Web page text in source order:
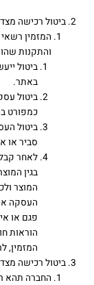
ביטול רכישה
המזמין
והתקנות
ביטול
באתר.
ביטול
כמפורט בסעיף קטן
ביטול
סביר או
לאחר
בגין
פגם או
הוראות
המזמין,
ביטול רכישה
החברה תהא